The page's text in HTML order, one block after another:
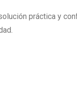
práctica y